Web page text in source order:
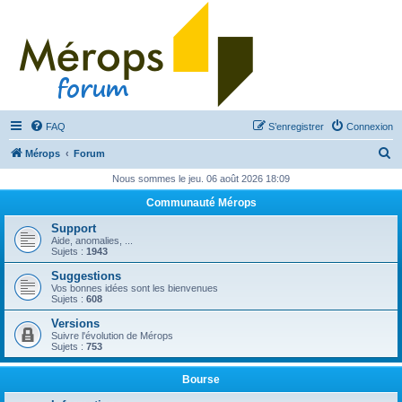
FAQ Connexion
S’enregistrer
Mérops Forum
h
r
Nous sommes le jeu. 06 août 2026 18:09
Communauté Mérops
Support
Aide, anomalies, ...
Sujets : 1943
Suggestions
Vos bonnes idées sont les bienvenues
Sujets : 608
Versions
Suivre l'évolution de Mérops
Sujets : 753
Bourse